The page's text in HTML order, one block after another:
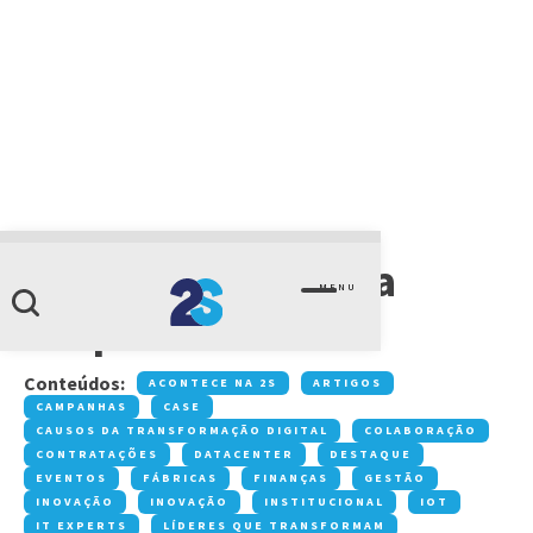
MENU
ganho de eficiência
hospitalar
Conteúdos: ACONTECE NA 2S
ARTIGOS
CAMPANHAS
CASE
CAUSOS DA TRANSFORMAÇÃO DIGITAL
COLABORAÇÃO
CONTRATAÇÕES
DATACENTER
DESTAQUE
EVENTOS
FÁBRICAS FINANÇAS
GESTÃO
INOVAÇÃO
INOVAÇÃO INSTITUCIONAL
IOT
IT EXPERTS
LÍDERES QUE TRANSFORMAM